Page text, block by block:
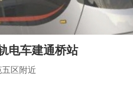
电车建通桥站
区附近